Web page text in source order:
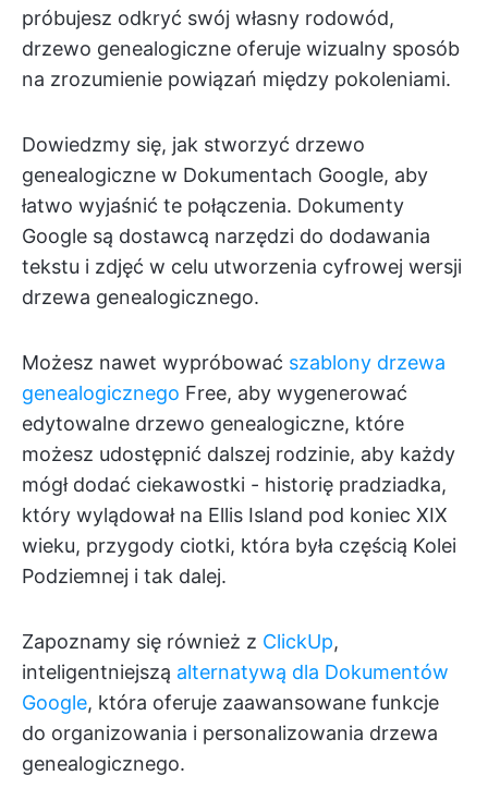
próbujesz odkryć swój własny rodowód,
drzewo genealogiczne oferuje wizualny sposób
na zrozumienie powiązań między pokoleniami.
Dowiedzmy się, jak stworzyć drzewo
genealogiczne w Dokumentach Google, aby
łatwo wyjaśnić te połączenia. Dokumenty
Google są dostawcą narzędzi do dodawania
tekstu i zdjęć w celu utworzenia cyfrowej wersji
drzewa genealogicznego.
Możesz nawet wypróbować szablony drzewa
genealogicznego Free, aby wygenerować
edytowalne drzewo genealogiczne, które
możesz udostępnić dalszej rodzinie, aby każdy
mógł dodać ciekawostki - historię pradziadka,
który wylądował na Ellis Island pod koniec XIX
wieku, przygody ciotki, która była częścią Kolei
Podziemnej i tak dalej.
Zapoznamy się również z ClickUp,
inteligentniejszą alternatywą dla Dokumentów
Google, która oferuje zaawansowane funkcje
do organizowania i personalizowania drzewa
genealogicznego.